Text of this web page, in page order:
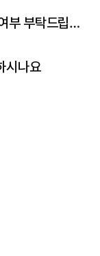
브라질 2026 유니폼 정품 확인여부 부탁드립니다
시나요